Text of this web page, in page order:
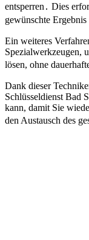
entsperren․ Dies
gewünschte Ergebnis
Ein weiteres
Spezialwerkzeugen,
lösen, ohne
Dank dieser
Schlüsseldienst Bad
kann, damit Sie
den Austausch des